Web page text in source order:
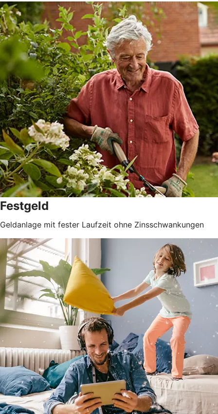
Festgeld
Geldanlage mit fester Laufzeit ohne Zinsschwankungen